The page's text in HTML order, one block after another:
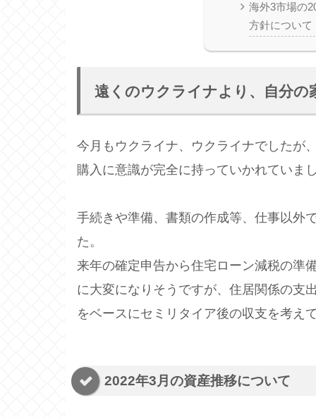
海外3市場の
方針について
遠くのウクライナより、自分
今月もウクライナ、ウクライナでしたが
購入に意識が完全に持っていかれていま
手続きや準備、書類の作成等、仕事以外
た。
来年の確定申告から住宅ローン減税の準
に大変になりそうですが、住居関係の支
をベースにセミリタイア後の収支を考え
2022年3月の資産推移について